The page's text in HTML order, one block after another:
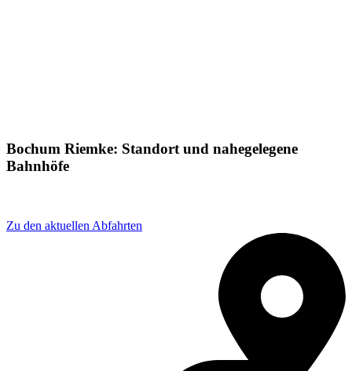
Bochum Riemke: Standort und nahegelegene
Bahnhöfe
Zu den aktuellen Abfahrten